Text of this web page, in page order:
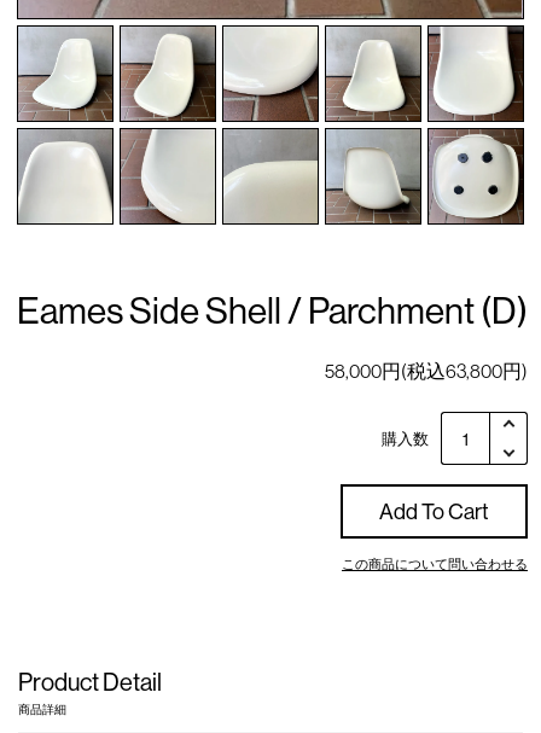
Eames Side Shell / Parchment (D)
58,000円(税込63,800円)
購入数
Add To Cart
この商品について問い合わせる
Product Detail
商品詳細